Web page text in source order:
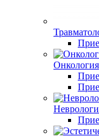
Онкология